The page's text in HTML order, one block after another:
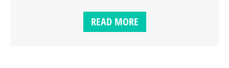
READ MORE